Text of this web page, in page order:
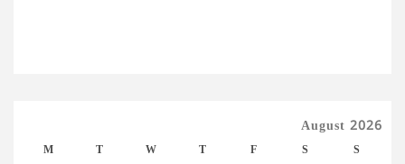
August 2026
M T W T F S S